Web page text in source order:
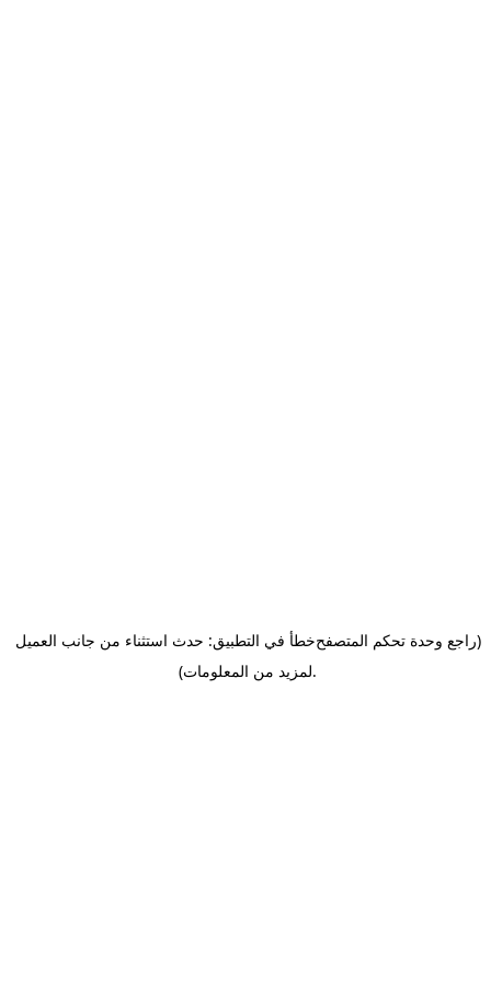
خطأ في التطبيق: حدث استثناء من جانب العميل(راجع وحدة تحكم المتصفح
لمزيد من المعلومات).